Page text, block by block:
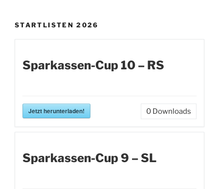
STARTLISTEN 2026
Sparkassen-Cup 10 – RS
Jetzt herunterladen! 0 Downloads
Sparkassen-Cup 9 – SL